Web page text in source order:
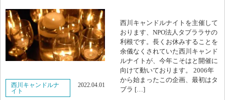
2024年12月
2024年11月
西川キャンドルナ
イト
2022.04.01
西川キャンドルナイトを主催して
おります、NPO法人タブララサの
利根です。長くお休みすることを
余儀なくされていた西川キャンド
ルナイトが、今年こそはと開催に
向けて動いております。 2006年
から始まったこの企画、最初はタ
ブラ […]